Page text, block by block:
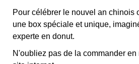
Pour célébrer le nouvel an chinois
une box spéciale et unique,
experte en donut.
N'oubliez pas de la commander